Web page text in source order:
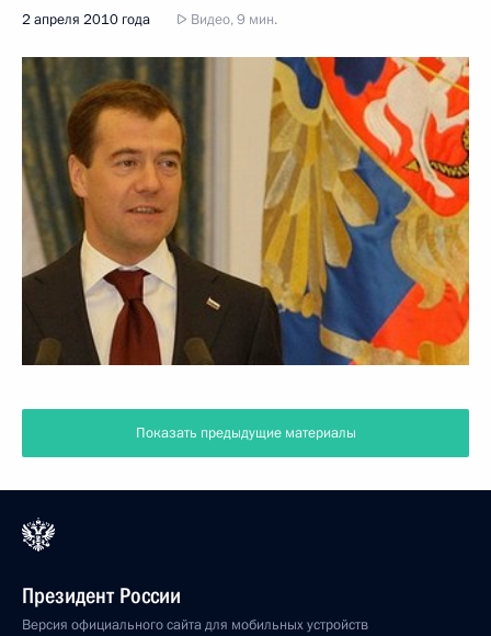
2 апреля 2010 года Видео, 9 мин.
Показать предыдущие материалы
Президент России
Версия официального сайта для мобильных устройств